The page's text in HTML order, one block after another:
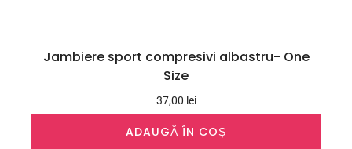
Jambiere sport compresivi albastru- One
Size
37,00 lei
ADAUGĂ ÎN COȘ